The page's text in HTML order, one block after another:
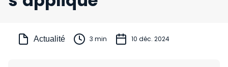
Actualité 3 min 10 déc. 2024